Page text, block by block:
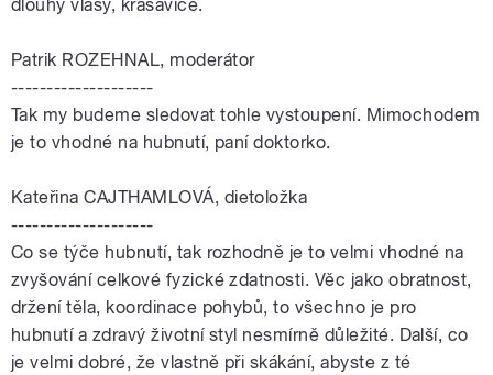
dlouhý vlasy, krasavice.
Patrik ROZEHNAL, moderátor
--------------------
Tak my budeme sledovat tohle vystoupení. Mimochodem
je to vhodné na hubnutí, paní doktorko.
Kateřina CAJTHAMLOVÁ, dietoložka
--------------------
Co se týče hubnutí, tak rozhodně je to velmi vhodné na
zvyšování celkové fyzické zdatnosti. Věc jako obratnost,
držení těla, koordinace pohybů, to všechno je pro
hubnutí a zdravý životní styl nesmírně důležité. Další, co
je velmi dobré, že vlastně při skákání, abyste z té